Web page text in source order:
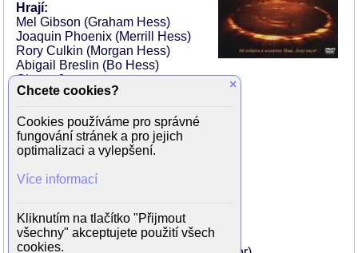
Hrají:
Mel Gibson (Graham Hess)
Joaquin Phoenix (Merrill Hess)
Rory Culkin (Morgan Hess)
Abigail Breslin (Bo Hess)
Cherry Jones
M. Night Shyamalan (Ray Reddy)
Ted Sutton (SFC Cunningham)
Merritt Wever (Tracey Abernathy)
Lanny Flaherty (pan Nathan)
Michael Showalter (Lionel Prichard)
Greg Wood (TV hlasatel)
Paul L. Nolan (reportér Mexico City)
×
Chcete cookies?
Cookies používáme pro správné
fungování stránek a pro jejich
optimalizaci a vylepšení.
Více informací
Kliknutím na tlačítko "Přijmout
všechny" akceptujete použití všech
cookies.